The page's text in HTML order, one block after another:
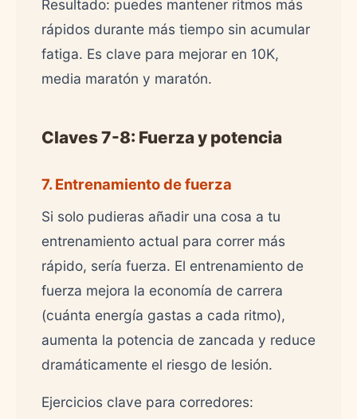
Resultado: puedes mantener ritmos más
rápidos durante más tiempo sin acumular
fatiga. Es clave para mejorar en 10K,
media maratón y maratón.
Claves 7-8: Fuerza y potencia
7. Entrenamiento de fuerza
Si solo pudieras añadir una cosa a tu
entrenamiento actual para correr más
rápido, sería fuerza. El entrenamiento de
fuerza mejora la economía de carrera
(cuánta energía gastas a cada ritmo),
aumenta la potencia de zancada y reduce
dramáticamente el riesgo de lesión.
Ejercicios clave para corredores: